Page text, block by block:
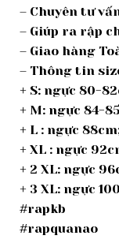
– Chuyên tư
– Giúp ra rập
– Giao hàng
– Thông tin
+ S: ngực 80-
+ M: ngực 84-
+ L : ngực
+ XL : ngực
+ 2 XL: ngực
+ 3 XL: ngực
#rapkb
#rapquanao